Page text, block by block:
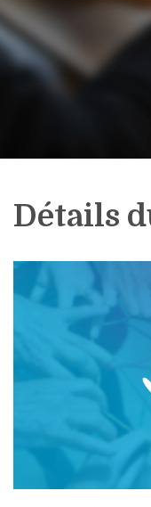
Détails